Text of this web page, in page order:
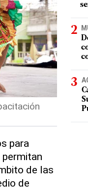
para
de las
de